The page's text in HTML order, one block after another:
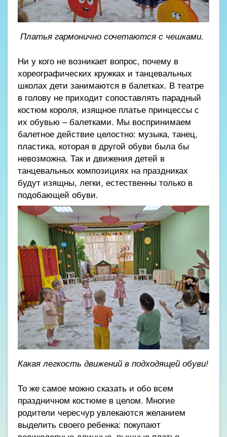
Платья гармонично сочетаются с чешками.
Ни у кого не возникает вопрос, почему в
хореографических кружках и танцевальных
школах дети занимаются в балетках. В театре
в голову не приходит сопоставлять парадный
костюм короля, изящное платье принцессы с
их обувью – балетками. Мы воспринимаем
балетное действие целостно: музыка, танец,
пластика, которая в другой обуви была бы
невозможна. Так и движения детей в
танцевальных композициях на праздниках
будут изящны, легки, естественны только в
подобающей обуви.
Какая легкость движений в подходящей обуви!
То же самое можно сказать и обо всем
праздничном костюме в целом. Многие
родители чересчур увлекаются желанием
выделить своего ребенка: покупают